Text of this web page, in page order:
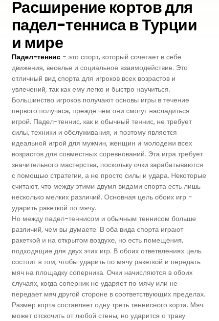
Легкоатлетические Дорожки
Падельные Корты
Падельн Клубы
Падбол Корты
Корт для Пиклбола
Теннисные Корты
Сквош Корты
Стальные Трибуны
Баскетбольные Корты
Волейбольные Корты
Гандбольные Корты
Многофункциональные Поля
Monoturf
PowerGrass
DuoGrass
Без Заполнителя
Падел Турф
Теннисная Трава
Гольфовая Трава
Гибридная Трава
Натуральная Трава
Система Напылительного Покрытия
Полное ПУ покрытие
ПУ Покрытие
Спортивный Паркет
Спортивный ПВХ
Акриловое Покрытие
Модульное Резиновое Покрытие
СБР
Дренированный Шокпад
ПЭ Шокпад
Кварцевый Песок
Расширение кортов для
падел-тенниса в Турции
и мире
Падел-теннис - это спорт, который сочетает в себе
движения, веселье и социальное взаимодействие. Это
отличный вид спорта для игроков всех возрастов и
увлечений, так как ему легко и быстро научиться.
Большинство игроков получают основы игры в течение
первого получаса, прежде чем они смогут насладиться
игрой. Падел-теннис, как и обычный теннис, не требует
силы, техники и обслуживания, и поэтому является
идеальной игрой для мужчин, женщин и молодежи всех
возрастов для совместных соревнований. Эта игра требует
значительного мастерства, поскольку очки зарабатываются
с помощью стратегии, а не просто силы и удара. Некоторые
считают, что между этими двумя видами спорта есть лишь
несколько мелких различий. Основная цель обоих игр -
ударить ракеткой по мячу.
Но между падел-теннисом и обычным теннисом больше
различий, чем вы думаете. В оба вида спорта играют
ракеткой и на открытом воздухе, но есть помещения,
подходящие для двух этих игр. В обоих ответвлениях цель
состоит в том, чтобы ударить по мячу ракеткой и передать
мяч на площадку соперника. Очки начисляются в обоих
случаях, когда соперник не ударяет по мячу или не
передает мяч другой стороне в соответствующих пределах.
Размер корта составляет одну треть теннисного корта. Мяч
может отскочить от любой стены, но ударится о траву